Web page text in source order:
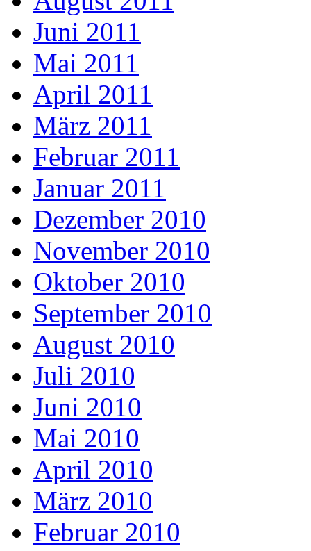
Juni 2011
Mai 2011
April 2011
März 2011
Februar 2011
Januar 2011
Dezember 2010
November 2010
Oktober 2010
September 2010
August 2010
Juli 2010
Juni 2010
Mai 2010
April 2010
März 2010
Februar 2010